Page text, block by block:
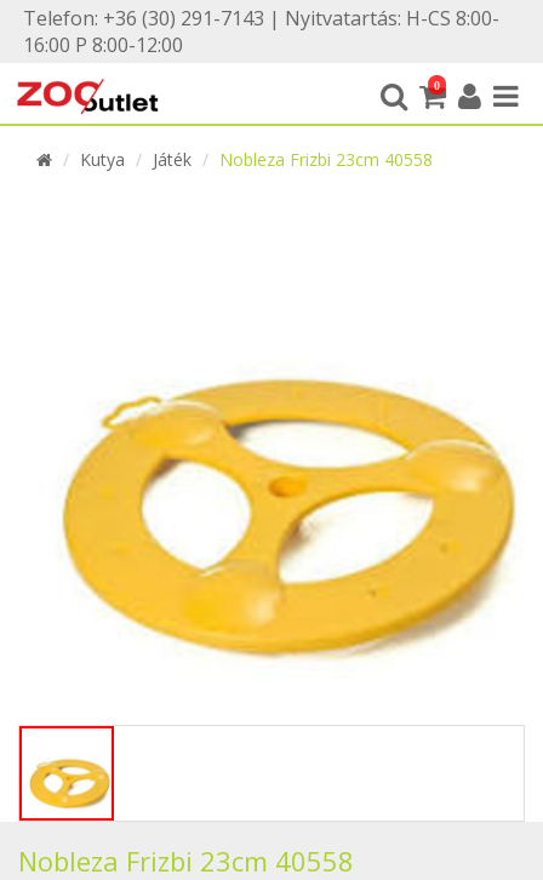
Telefon: +36 (30) 291-7143 | Nyitvatartás: H-CS 8:00-
16:00 P 8:00-12:00
0
Kutya Játék Nobleza Frizbi 23cm 40558
Nobleza Frizbi 23cm 40558